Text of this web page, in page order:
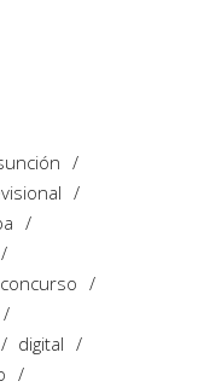
concurso
digital